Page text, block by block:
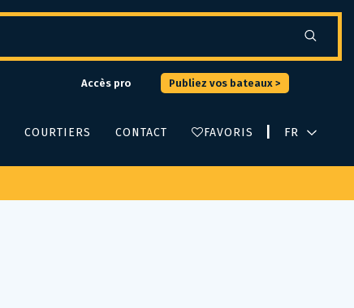
Accès pro Publiez vos bateaux >
COURTIERS CONTACT FAVORIS